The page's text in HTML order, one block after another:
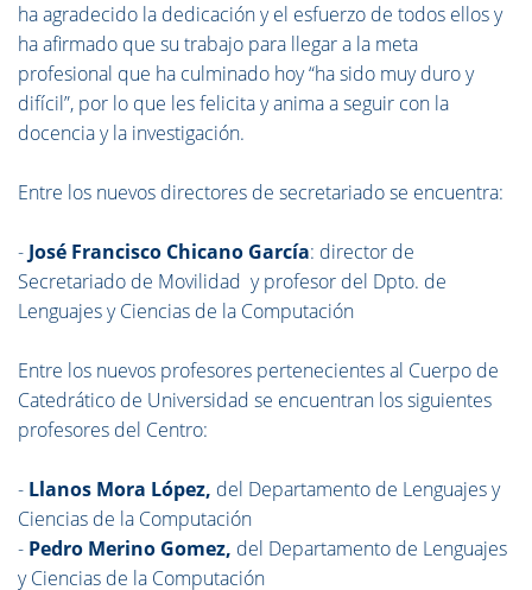
ha agradecido la dedicación y el esfuerzo de todos ellos y
ha afirmado que su trabajo para llegar a la meta
profesional que ha culminado hoy “ha sido muy duro y
difícil”, por lo que les felicita y anima a seguir con la
docencia y la investigación.
Entre los nuevos directores de secretariado se encuentra:
- José Francisco Chicano García: director de
Secretariado de Movilidad y profesor del Dpto. de
Lenguajes y Ciencias de la Computación
Entre los nuevos profesores pertenecientes al Cuerpo de
Catedrático de Universidad se encuentran los siguientes
profesores del Centro:
- Llanos Mora López, del Departamento de Lenguajes y
Ciencias de la Computación
- Pedro Merino Gomez, del Departamento de Lenguajes
y Ciencias de la Computación